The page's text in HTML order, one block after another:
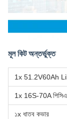
মূল কিট অন্তর্ভুক্ত
1x 51.2V60Ah
1x 16S-70A
১x ধাতব কভার